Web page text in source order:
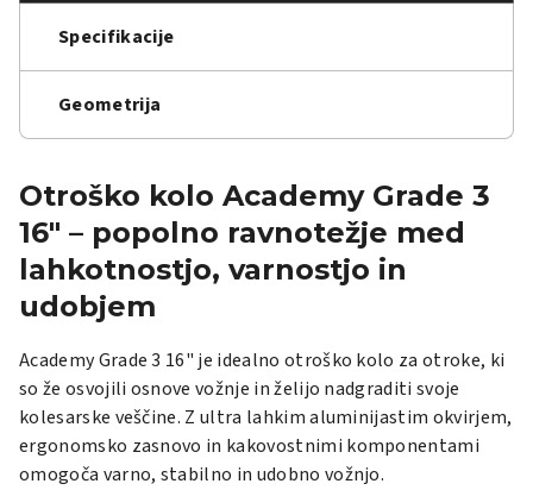
Specifikacije
Geometrija
Otroško kolo Academy Grade 3
16" – popolno ravnotežje med
lahkotnostjo, varnostjo in
udobjem
Academy Grade 3 16" je idealno otroško kolo za otroke, ki
so že osvojili osnove vožnje in želijo nadgraditi svoje
kolesarske veščine. Z ultra lahkim aluminijastim okvirjem,
ergonomsko zasnovo in kakovostnimi komponentami
omogoča varno, stabilno in udobno vožnjo.